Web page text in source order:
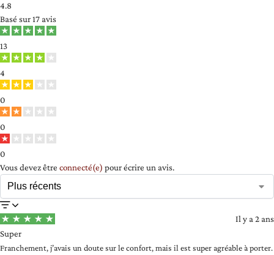
4.8
Basé sur17 avis
13
4
0
0
0
Vous devez être connecté(e) pour écrire un avis.
Il y a 2 ans
Super
Franchement, j’avais un doute sur le confort, mais il est super agréable à porter.